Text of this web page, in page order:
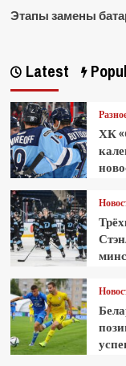
Этапы замены
Latest
ХК